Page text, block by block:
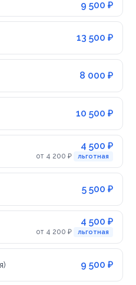
9 500 ₽
13 500 ₽
8 000 ₽
10 500 ₽
4 500 ₽
от 4 200 ₽ льготная
5 500 ₽
4 500 ₽
от 4 200 ₽ льготная
9 500 ₽